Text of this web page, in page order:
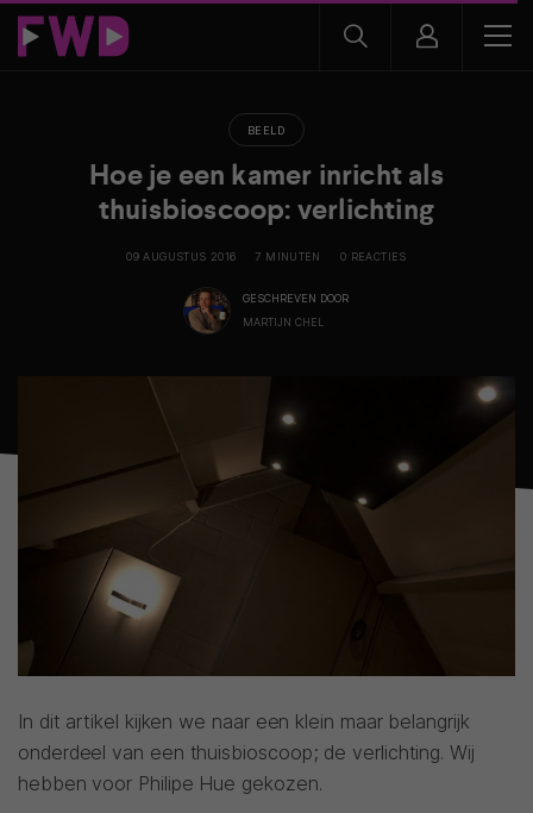
BEELD
Hoe je een kamer inricht als
thuisbioscoop: verlichting
09 AUGUSTUS 2016 7 MINUTEN 0 REACTIES
GESCHREVEN DOOR
MARTIJN CHEL
In dit artikel kijken we naar een klein maar belangrijk
onderdeel van een thuisbioscoop; de verlichting. Wij
hebben voor Philipe Hue gekozen.